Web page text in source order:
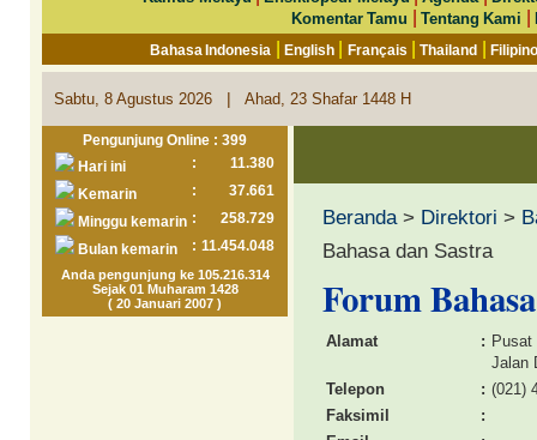
Komentar Tamu
|Tentang Kami |
Bahasa Indonesia |English Français |Thailand |
Sabtu, 8 Agustus 2026 | Ahad, 23 Shafar 1448 H
Pengunjung Online : 399
Hari ini
:
11.380
Kemarin
:
37.661
Minggu kemarin :
258.729
Bulan kemarin
: 11.454.048
Anda pengunjung ke 105.216.314
Sejak 01 Muharam 1428
( 20 Januari 2007 )
Beranda> Direktori >
Bahasa dan Sastra
Forum
Alamat : Pusat
Jalan
Telepon
: (021)
Faksimil
: